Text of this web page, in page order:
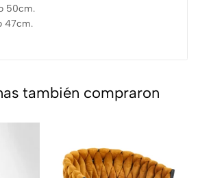
50cm.
47cm.
también compraron